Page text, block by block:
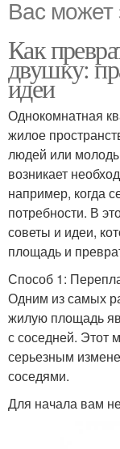
Вас может
Как
двушку:
идеи
Однокомнатная
жилое
людей или
возникает
например, когда
потребности. В
советы и идеи,
площадь и
Способ 1:
Одним из самых
жилую площадь
с соседней. Этот
серьезным
соседями.
Для начала вам